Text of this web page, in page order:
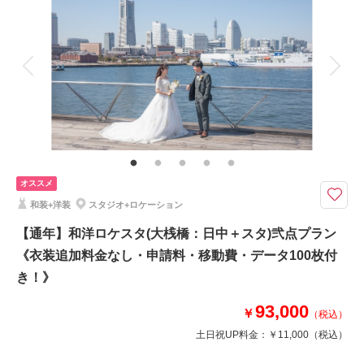
データ 210 カット
衣装追加 会食 挙式
家族用衣装レンタル
その他含むもの
衣装差額無し・肌着や草履・インナー類・ 撮影申請料・ロケ先までの送
迎・撮影小物・メイクスタッフ撮影同行・撮影日程変更無料
《3大特典》①ウェルカムボードA3or六切り写真2面1冊 ②土日祝日料金
無料 ③オプション20％OFF をプレゼント！
撮影場所：三渓園(昼間)＋大桟橋(夜景)の計2ヶ所
大桟橋での撮影は幻想的なナイト撮影でご案内いたします
を確認する
オススメ
和装+洋装 スタジオ+ロケーション
【通年】和洋ロケスタ(大桟橋：日中＋スタ)弐点プラン
《衣装追加料金なし・申請料・移動費・データ100枚付
き！》
￥93,000 （税込）
土日祝UP料金： ￥11,000 （税込）